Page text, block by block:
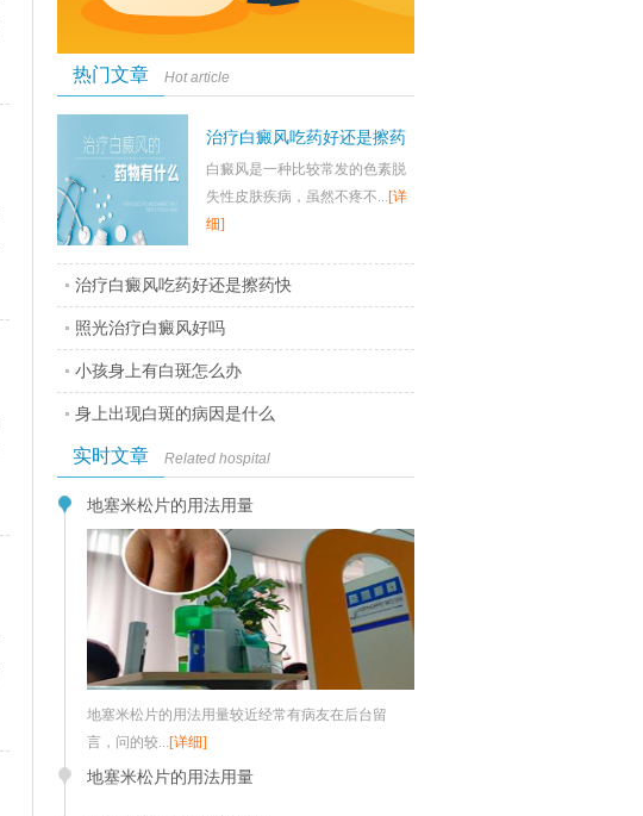
热门文章 Hot article
治疗白癜风吃药好还是擦药
快
白癜风是一种比较常发的色素脱
失性皮肤疾病，虽然不疼不...[详
细]
治疗白癜风吃药好还是擦药快
照光治疗白癜风好吗
小孩身上有白斑怎么办
身上出现白斑的病因是什么
实时文章 Related hospital
地塞米松片的用法用量
地塞米松片的用法用量较近经常有病友在后台留
言，问的较...[详细]
地塞米松片的用法用量